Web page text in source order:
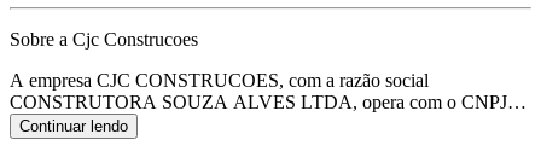
Sobre a Cjc Construcoes
A empresa CJC CONSTRUCOES, com a razão social
CONSTRUTORA SOUZA ALVES LTDA, opera com o CNPJ
57.769.693/0001-07 e tem sua sede localizada em Sena
Madureira/AC.Seu foco principal de atuação é de construção de
Continuar lendo